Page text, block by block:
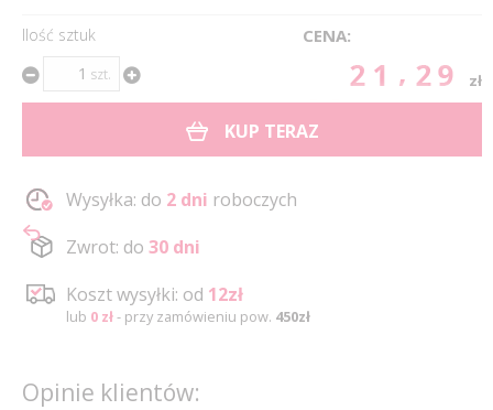
Ilość sztuk
szt.
CENA:
21.29 zł
KUP TERAZ
Wysyłka: do 2 dni roboczych
Zwrot: do 30 dni
Koszt wysyłki: od 12zł
lub 0 zł- przy zamówieniu pow. 450zł
Opinie klientów: